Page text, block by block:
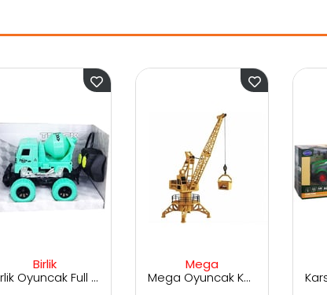
Karsan Oyuncak Kumandalı Şarjlı Traktör QH205-4